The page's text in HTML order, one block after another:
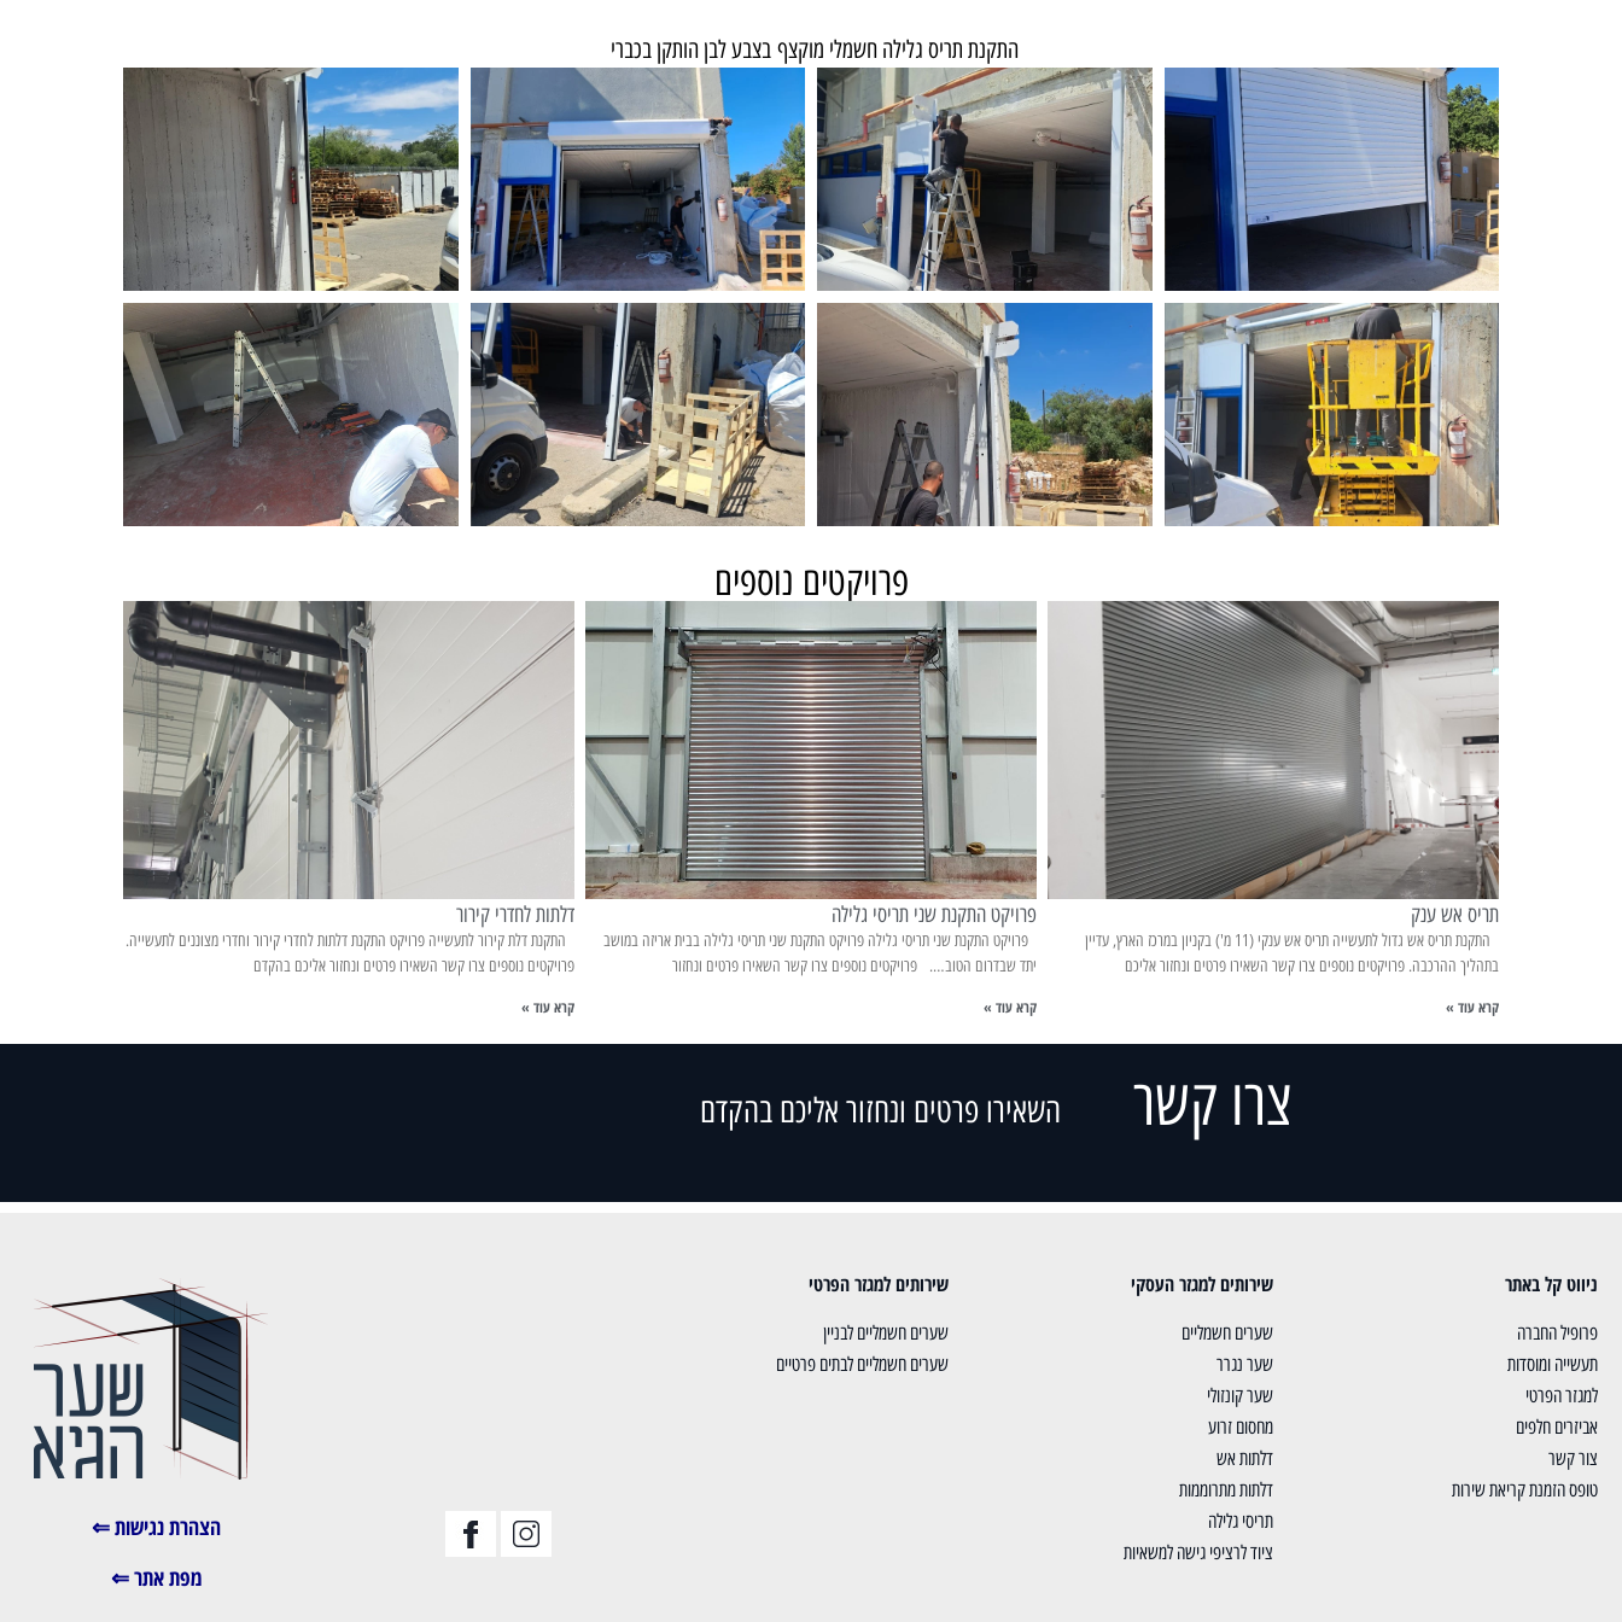
התקנת תריס גלילה חשמלי מוקצף בצבע לבן הותקן בכברי
פרויקטים נוספים
תריס אש ענק
התקנת תריס אש גדול לתעשייה תריס אש ענקי (11 מ') בקניון במרכז הארץ, עדיין
בתהליך ההרכבה. פרויקטים נוספים צרו קשר השאירו פרטים ונחזור אליכם
קרא עוד »
פרויקט התקנת שני תריסי גלילה
פרויקט התקנת שני תריסי גלילה פרויקט התקנת שני תריסי גלילה בבית אריזה במושב
יתד שבדרום הטוב…. פרויקטים נוספים צרו קשר השאירו פרטים ונחזור
קרא עוד »
דלתות לחדרי קירור
התקנת דלת קירור לתעשייה פרויקט התקנת דלתות לחדרי קירור וחדרי מצוננים לתעשייה.
פרויקטים נוספים צרו קשר השאירו פרטים ונחזור אליכם בהקדם
קרא עוד »
צרו קשר השאירו פרטים ונחזור אליכם בהקדם
ניווט קל באתר
פרופיל החברה
תעשייה ומוסדות
למגזר הפרטי
אביזרים חלפים
צור קשר
טופס הזמנת קריאת שירות
שירותים למגזר העסקי
שערים חשמליים
שער נגרר
שער קונזולי
מחסום זרוע
דלתות אש
דלתות מתרוממות
תריסי גלילה
ציוד לרציפי גישה למשאיות
שירותים למגזר הפרטי
שערים חשמליים לבניין
שערים חשמליים לבתים פרטיים
הצהרת נגישות ⇐
מפת אתר ⇐